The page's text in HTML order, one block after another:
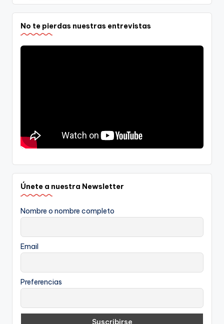
No te pierdas nuestras entrevistas
Únete a nuestra Newsletter
Nombre o nombre completo
Email
Preferencias